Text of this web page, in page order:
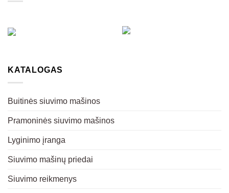
KATALOGAS
Buitinės siuvimo mašinos
Pramoninės siuvimo mašinos
Lyginimo įranga
Siuvimo mašinų priedai
Siuvimo reikmenys